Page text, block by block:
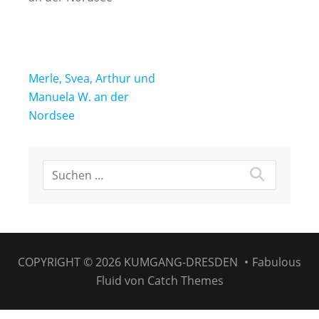
Beitragsnavigation
Merle, Svea, Arthur und
Manuela W. an der
Nordsee
COPYRIGHT © 2026 KUMGANG-DRESDEN • Fabulous
Fluid von Catch Themes